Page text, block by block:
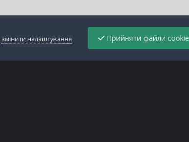
змінити налаштування
Прийняти файли cookie